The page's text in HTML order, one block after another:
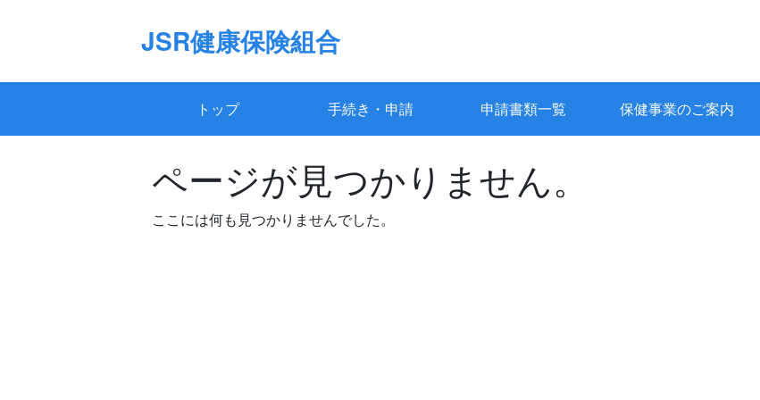
JSR健康保険組合
トップ 手続き・申請 申請書類一覧 保健事業のご案内
ページが見つかりません。
ここには何も見つかりませんでした。